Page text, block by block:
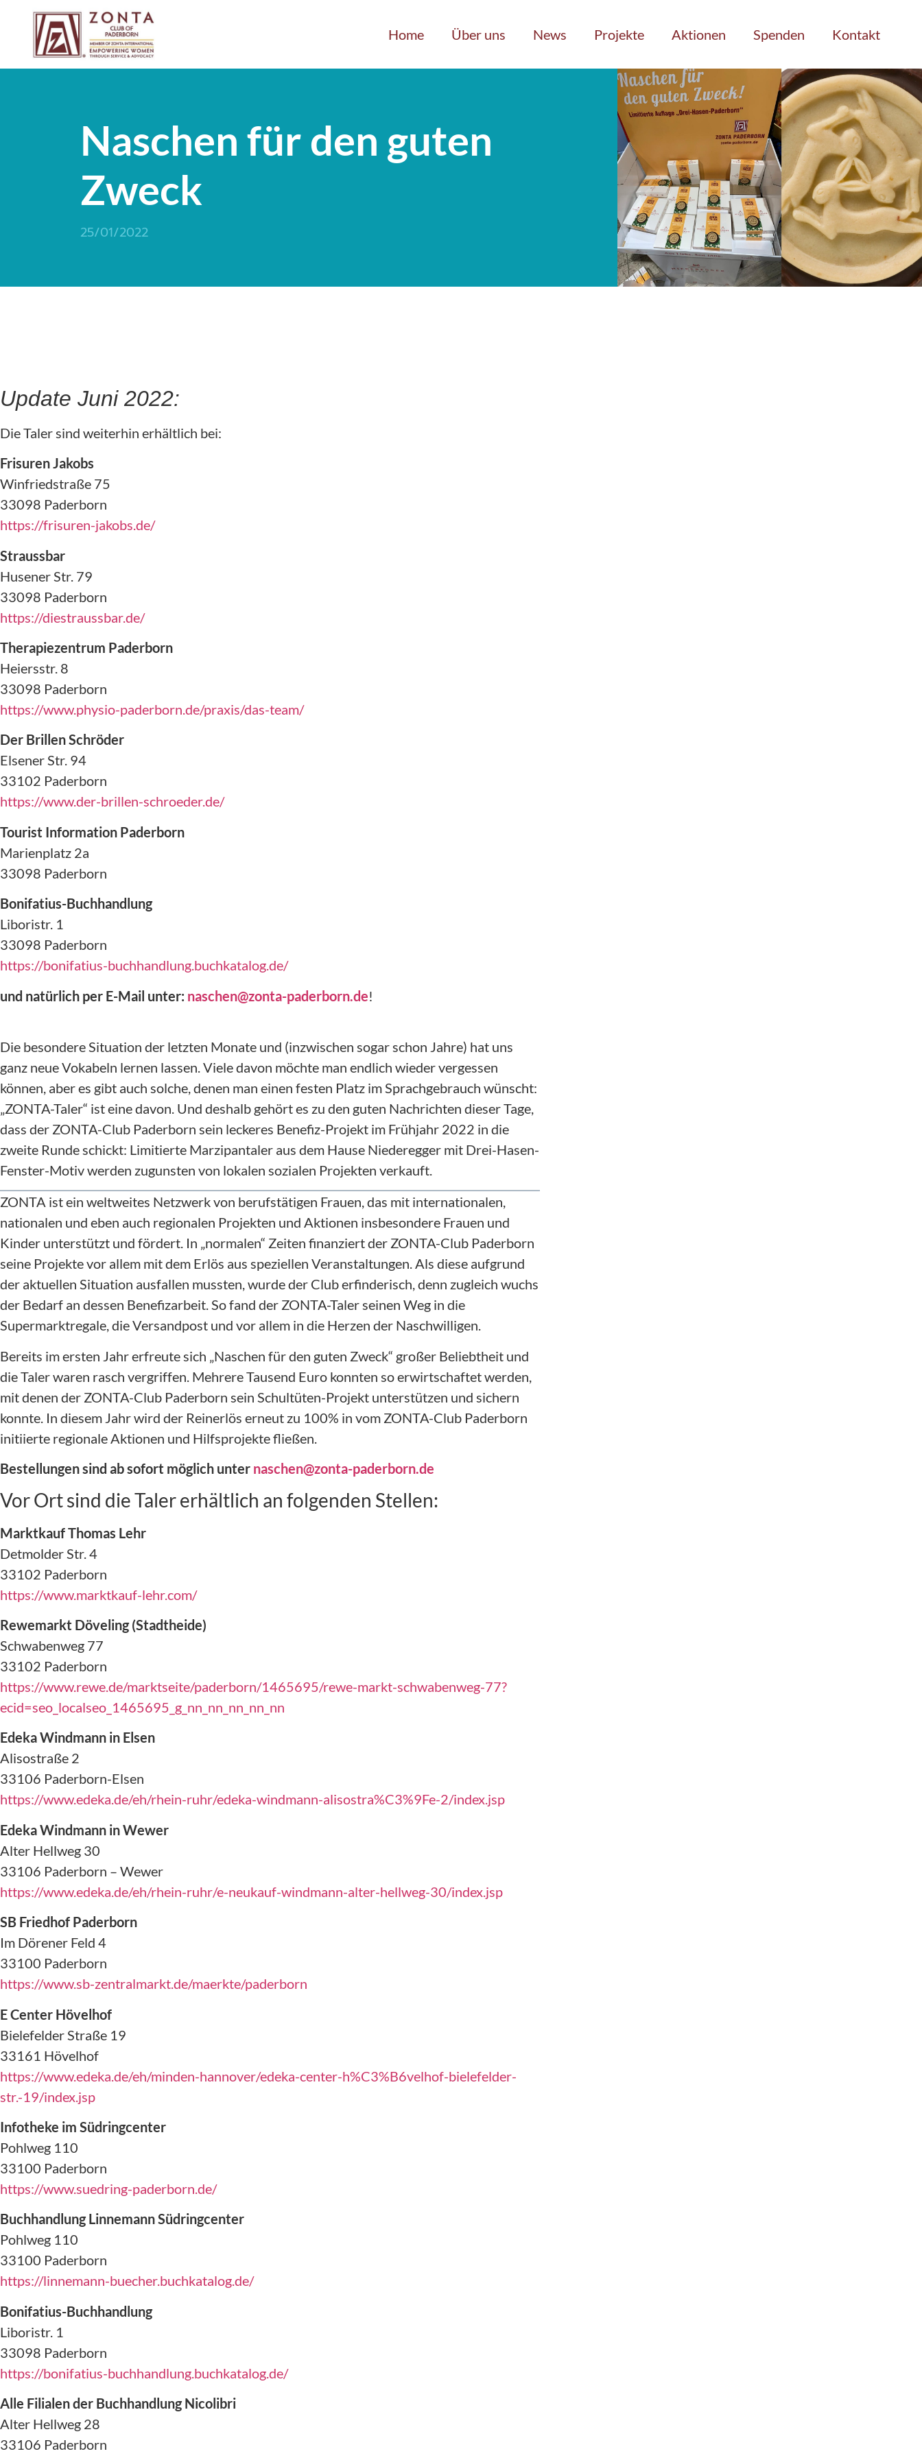
Home Über uns News Projekte Aktionen Spenden Kontakt
Naschen für den guten
Zweck
25/01/2022
Update Juni 2022:
Die Taler sind weiterhin erhältlich bei:
Frisuren Jakobs
Winfriedstraße 75
33098 Paderborn
https://frisuren-jakobs.de/
Straussbar
Husener Str. 79
33098 Paderborn
https://diestraussbar.de/
Therapiezentrum Paderborn
Heiersstr. 8
33098 Paderborn
https://www.physio-paderborn.de/praxis/das-team/
Der Brillen Schröder
Elsener Str. 94
33102 Paderborn
https://www.der-brillen-schroeder.de/
Tourist Information Paderborn
Marienplatz 2a
33098 Paderborn
Bonifatius-Buchhandlung
Liboristr. 1
33098 Paderborn
https://bonifatius-buchhandlung.buchkatalog.de/
und natürlich per E-Mail unter: naschen@zonta-paderborn.de!
Die besondere Situation der letzten Monate und (inzwischen sogar schon Jahre) hat uns
ganz neue Vokabeln lernen lassen. Viele davon möchte man endlich wieder vergessen
können, aber es gibt auch solche, denen man einen festen Platz im Sprachgebrauch wünscht:
„ZONTA-Taler“ ist eine davon. Und deshalb gehört es zu den guten Nachrichten dieser Tage,
dass der ZONTA-Club Paderborn sein leckeres Benefiz-Projekt im Frühjahr 2022 in die
zweite Runde schickt: Limitierte Marzipantaler aus dem Hause Niederegger mit Drei-Hasen-
Fenster-Motiv werden zugunsten von lokalen sozialen Projekten verkauft.
ZONTA ist ein weltweites Netzwerk von berufstätigen Frauen, das mit internationalen,
nationalen und eben auch regionalen Projekten und Aktionen insbesondere Frauen und
Kinder unterstützt und fördert. In „normalen“ Zeiten finanziert der ZONTA-Club Paderborn
seine Projekte vor allem mit dem Erlös aus speziellen Veranstaltungen. Als diese aufgrund
der aktuellen Situation ausfallen mussten, wurde der Club erfinderisch, denn zugleich wuchs
der Bedarf an dessen Benefizarbeit. So fand der ZONTA-Taler seinen Weg in die
Supermarktregale, die Versandpost und vor allem in die Herzen der Naschwilligen.
Bereits im ersten Jahr erfreute sich „Naschen für den guten Zweck“ großer Beliebtheit und
die Taler waren rasch vergriffen. Mehrere Tausend Euro konnten so erwirtschaftet werden,
mit denen der ZONTA-Club Paderborn sein Schultüten-Projekt unterstützen und sichern
konnte. In diesem Jahr wird der Reinerlös erneut zu 100% in vom ZONTA-Club Paderborn
initiierte regionale Aktionen und Hilfsprojekte fließen.
Bestellungen sind ab sofort möglich unter naschen@zonta-paderborn.de
Vor Ort sind die Taler erhältlich an folgenden Stellen:
Marktkauf Thomas Lehr
Detmolder Str. 4
33102 Paderborn
https://www.marktkauf-lehr.com/
Rewemarkt Döveling (Stadtheide)
Schwabenweg 77
33102 Paderborn
https://www.rewe.de/marktseite/paderborn/1465695/rewe-markt-schwabenweg-77?
ecid=seo_localseo_1465695_g_nn_nn_nn_nn_nn
Edeka Windmann in Elsen
Alisostraße 2
33106 Paderborn-Elsen
https://www.edeka.de/eh/rhein-ruhr/edeka-windmann-alisostra%C3%9Fe-2/index.jsp
Edeka Windmann in Wewer
Alter Hellweg 30
33106 Paderborn – Wewer
https://www.edeka.de/eh/rhein-ruhr/e-neukauf-windmann-alter-hellweg-30/index.jsp
SB Friedhof Paderborn
Im Dörener Feld 4
33100 Paderborn
https://www.sb-zentralmarkt.de/maerkte/paderborn
E Center Hövelhof
Bielefelder Straße 19
33161 Hövelhof
https://www.edeka.de/eh/minden-hannover/edeka-center-h%C3%B6velhof-bielefelder-
str.-19/index.jsp
Infotheke im Südringcenter
Pohlweg 110
33100 Paderborn
https://www.suedring-paderborn.de/
Buchhandlung Linnemann Südringcenter
Pohlweg 110
33100 Paderborn
https://linnemann-buecher.buchkatalog.de/
Bonifatius-Buchhandlung
Liboristr. 1
33098 Paderborn
https://bonifatius-buchhandlung.buchkatalog.de/
Alle Filialen der Buchhandlung Nicolibri
Alter Hellweg 28
33106 Paderborn